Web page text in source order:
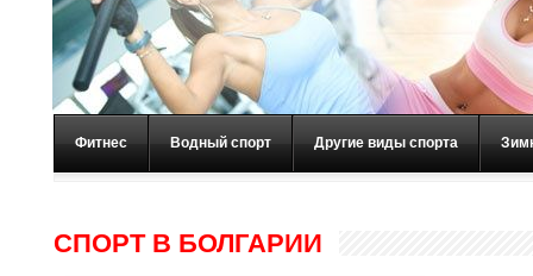
Фитнес Водный спорт Другие виды спорта
СПОРТ В БОЛГАРИИ